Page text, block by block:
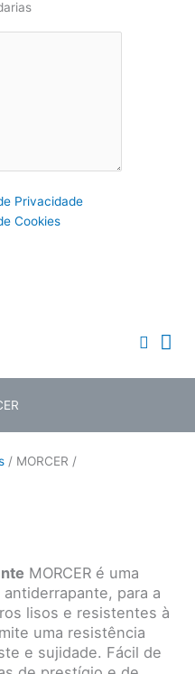
Privacidade
Cookies
/ MORCER /
MORCER é uma
para a
lisos e resistentes à
uma resistência
e sujidade. Fácil de